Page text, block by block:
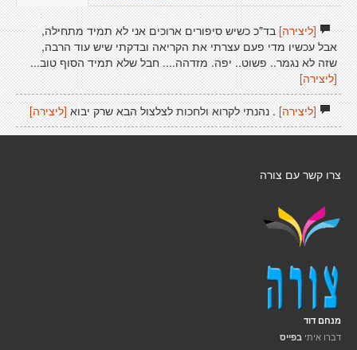
[ליצירה]בד"כ כשיש סיפורים ארוכים אני לא תמיד מתחילה,
אבל עכשיו מדי פעם עצרתי את הקריאה ובדקתי שיש עוד הרבה,
שזה לא נגמר.. פשוט.. יפה. מזדהה.... חבל שלא תמיד הסוף טוב...
[ליצירה]
[ליצירה]. נהנתי לקרוא ולחכות לצלצול הבא שרק יבוא [ליצירה]
צרו קשר עם צורה
מנחם דוד
דברו איתי בפייס